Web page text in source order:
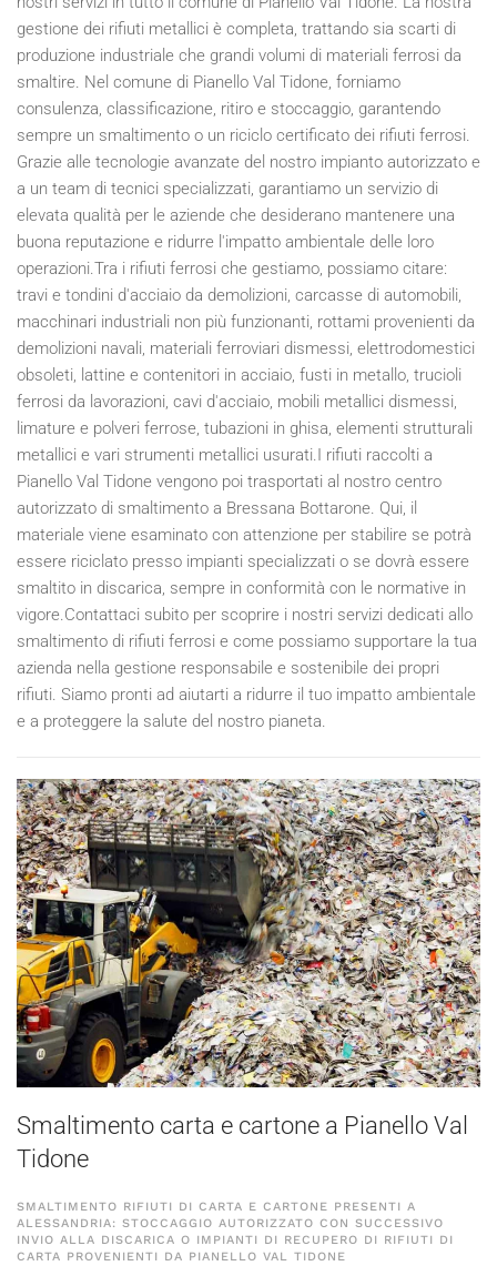
gestione dei rifiuti metallici è completa, trattando sia scarti di
produzione industriale che grandi volumi di materiali ferrosi da
smaltire. Nel comune di Pianello Val Tidone, forniamo
consulenza, classificazione, ritiro e stoccaggio, garantendo
sempre un smaltimento o un riciclo certificato dei rifiuti ferrosi.
Grazie alle tecnologie avanzate del nostro impianto autorizzato e
a un team di tecnici specializzati, garantiamo un servizio di
elevata qualità per le aziende che desiderano mantenere una
buona reputazione e ridurre l'impatto ambientale delle loro
operazioni.Tra i rifiuti ferrosi che gestiamo, possiamo citare:
travi e tondini d'acciaio da demolizioni, carcasse di automobili,
macchinari industriali non più funzionanti, rottami provenienti da
demolizioni navali, materiali ferroviari dismessi, elettrodomestici
obsoleti, lattine e contenitori in acciaio, fusti in metallo, trucioli
ferrosi da lavorazioni, cavi d'acciaio, mobili metallici dismessi,
limature e polveri ferrose, tubazioni in ghisa, elementi strutturali
metallici e vari strumenti metallici usurati.I rifiuti raccolti a
Pianello Val Tidone vengono poi trasportati al nostro centro
autorizzato di smaltimento a Bressana Bottarone. Qui, il
materiale viene esaminato con attenzione per stabilire se potrà
essere riciclato presso impianti specializzati o se dovrà essere
smaltito in discarica, sempre in conformità con le normative in
vigore.Contattaci subito per scoprire i nostri servizi dedicati allo
smaltimento di rifiuti ferrosi e come possiamo supportare la tua
azienda nella gestione responsabile e sostenibile dei propri
rifiuti. Siamo pronti ad aiutarti a ridurre il tuo impatto ambientale
e a proteggere la salute del nostro pianeta.
Smaltimento carta e cartone a Pianello Val
Tidone
SMALTIMENTO RIFIUTI DI CARTA E CARTONE PRESENTI A
ALESSANDRIA: STOCCAGGIO AUTORIZZATO CON SUCCESSIVO
INVIO ALLA DISCARICA O IMPIANTI DI RECUPERO DI RIFIUTI DI
CARTA PROVENIENTI DA PIANELLO VAL TIDONE